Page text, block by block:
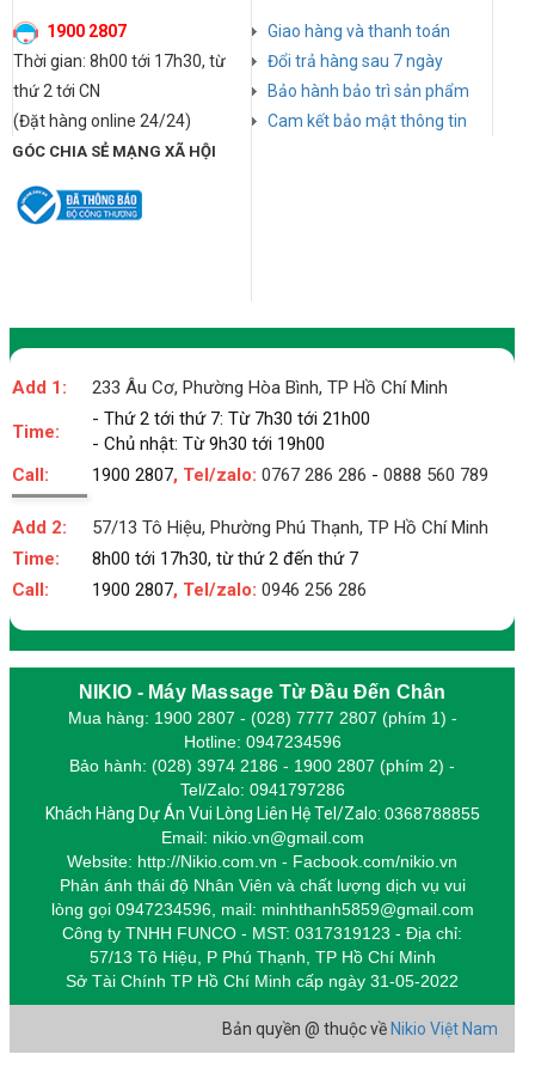
1900 2807
Thời gian: 8h00 tới 17h30, từ
thứ 2 tới CN
(Đặt hàng online 24/24)
Giao hàng và thanh toán
Đổi trả hàng sau 7 ngày
Bảo hành bảo trì sản phẩm
Cam kết bảo mật thông tin
GÓC CHIA SẺ MẠNG XÃ HỘI
Add 1: 233 Âu Cơ, Phường Hòa Bình, TP Hồ Chí Minh
Time:
- Thứ 2 tới thứ 7: Từ 7h30 tới 21h00
- Chủ nhật: Từ 9h30 tới 19h00
Call:
1900 2807, Tel/zalo:0767 286 286 -0888 560 789
Add 2:
57/13 Tô Hiệu, Phường Phú Thạnh, TP Hồ Chí Minh
Time:
8h00 tới 17h30, từ thứ 2 đến thứ 7
Call:
1900 2807, Tel/zalo:0946 256 286
NIKIO - Máy Massage Từ Đầu Đến Chân
Mua hàng: 1900 2807 - (028) 7777 2807 (phím 1) -
Hotline: 0947234596
Bảo hành: (028) 3974 2186 - 1900 2807 (phím 2) -
Tel/Zalo: 0941797286
Khách Hàng Dự Án Vui Lòng Liên Hệ Tel/Zalo: 0368788855
Email: nikio.vn@gmail.com
Website: http://Nikio.com.vn - Facbook.com/nikio.vn
Phản ánh thái độ Nhân Viên và chất lượng dịch vụ vui
lòng gọi 0947234596, mail: minhthanh5859@gmail.com
Công ty TNHH FUNCO - MST: 0317319123 - Địa chỉ:
57/13 Tô Hiệu, P Phú Thạnh, TP Hồ Chí Minh
Sở Tài Chính TP Hồ Chí Minh cấp ngày 31-05-2022
Bản quyền @ thuộc về Nikio Việt Nam